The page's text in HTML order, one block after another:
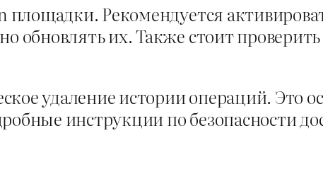
площадки. Рекомендуется
обновлять их. Также стоит
удаление истории операций. Это
инструкции по безопасности